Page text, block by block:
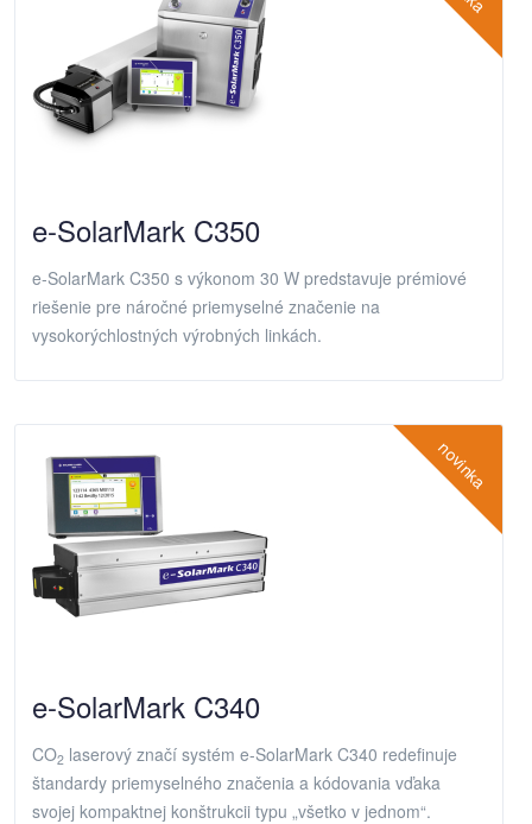
e-SolarMark C350
e-SolarMark C350 s výkonom 30 W predstavuje prémiové
riešenie pre náročné priemyselné značenie na
vysokorýchlostných výrobných linkách.
novinka
e-SolarMark C340
CO2 laserový značí systém e-SolarMark C340 redefinuje
štandardy priemyselného značenia a kódovania vďaka
svojej kompaktnej konštrukcii typu „všetko v jednom“.